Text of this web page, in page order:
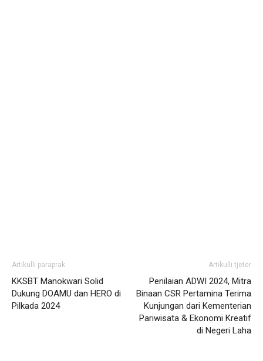
Artikulli paraprak
KKSBT Manokwari Solid
Dukung DOAMU dan HERO di
Pilkada 2024
Artikulli tjetër
Penilaian ADWI 2024, Mitra
Binaan CSR Pertamina Terima
Kunjungan dari Kementerian
Pariwisata & Ekonomi Kreatif
di Negeri Laha